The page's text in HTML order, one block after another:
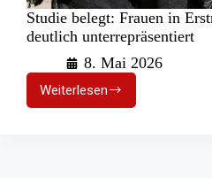
Studie belegt: Frauen in
deutlich unterrepräsentiert
8. Mai 2026
Weiterlesen
Studie
belegt: